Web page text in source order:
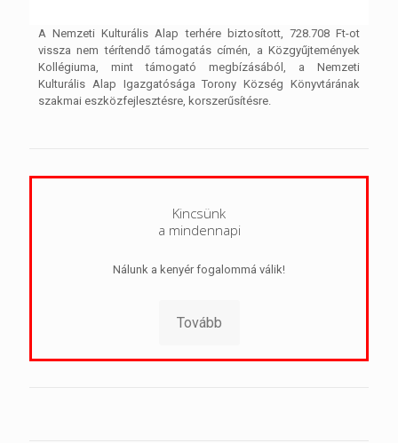
A Nemzeti Kulturális Alap terhére biztosított, 728.708 Ft-ot
vissza nem térítendő támogatás címén, a Közgyűjtemények
Kollégiuma, mint támogató megbízásából, a Nemzeti
Kulturális Alap Igazgatósága Torony Község Könyvtárának
szakmai eszközfejlesztésre, korszerűsítésre.
Kincsünk
a mindennapi
Nálunk a kenyér fogalommá válik!
Tovább